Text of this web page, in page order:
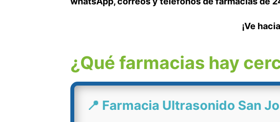
¡Ve
¿Qué farmacias hay
📍 Farmacia Ultrasonido San